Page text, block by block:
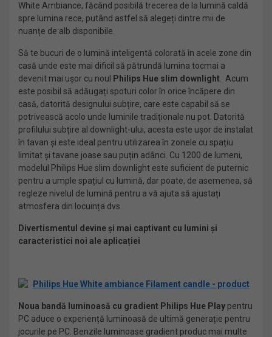
White Ambiance, făcând posibilă trecerea de la lumină caldă
spre lumina rece, putând astfel să alegeți dintre mii de
nuanțe de alb disponibile.
Să te bucuri de o lumină inteligentă colorată în acele zone din
casă unde este mai dificil să pătrundă lumina tocmai a
devenit mai ușor cu noul
Philips Hue slim downlight . Acum
este posibil să adăugați spoturi color în orice încăpere din
casă, datorită designului subțire, care este capabil să se
potrivească acolo unde luminile tradiționale nu pot. Datorită
profilului subțire al downlight-ului, acesta este ușor de instalat
în tavan și este ideal pentru utilizarea în zonele cu spațiu
limitat și tavane joase sau puțin adânci. Cu 1200 de lumeni,
modelul Philips Hue slim downlight este suficient de puternic
pentru a umple spațiul cu lumină, dar poate, de asemenea, să
regleze nivelul de lumină pentru a vă ajuta să ajustați
atmosfera din locuința dvs.
Divertismentul devine și mai captivant cu lumini și
caracteristici noi ale aplicației
Noua bandă luminoasă cu gradient Philips Hue Play pentru
PC aduce o experiență luminoasă de ultimă generație pentru
jocurile pe PC. Benzile luminoase gradient produc mai multe